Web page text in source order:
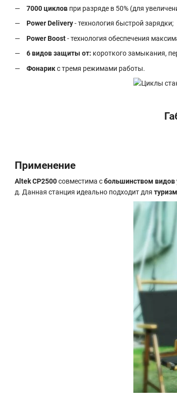
7000 циклов при разряде в 50% (для
Power Delivery- технология быстрой зарядки;
Power Boost- технология обеспечения
6 видов защиты от: короткого замыкания,
Фонарикс тремя режимами работы.
Применение
Altek CP2500совместима сбольшинством видов
д. Данная станция идеально подходит для